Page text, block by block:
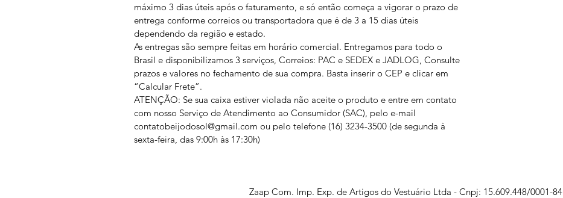
máximo 3 dias úteis após o faturamento, e só então começa a vigorar o prazo de
entrega conforme correios ou transportadora que é de 3 a 15 dias úteis
dependendo da região e estado.
As entregas são sempre feitas em horário comercial. Entregamos para todo o
Brasil e disponibilizamos 3 serviços, Correios: PAC e SEDEX e JADLOG, Consulte
prazos e valores no fechamento de sua compra. Basta inserir o CEP e clicar em
“Calcular Frete”.
ATENÇÃO: Se sua caixa estiver violada não aceite o produto e entre em contato
com nosso Serviço de Atendimento ao Consumidor (SAC), pelo e-mail
contatobeijodosol@gmail.com ou pelo telefone (16) 3234-3500 (de segunda à
sexta-feira, das 9:00h às 17:30h)
Zaap Com. Imp. Exp. de Artigos do Vestuário Ltda - Cnpj: 15.609.448/0001-84